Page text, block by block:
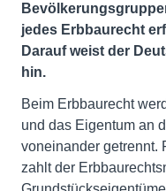
jedes Erbbaurecht
Darauf weist der
hin.
Beim Erbbaurecht
und das Eigentum an
voneinander getrennt.
zahlt der